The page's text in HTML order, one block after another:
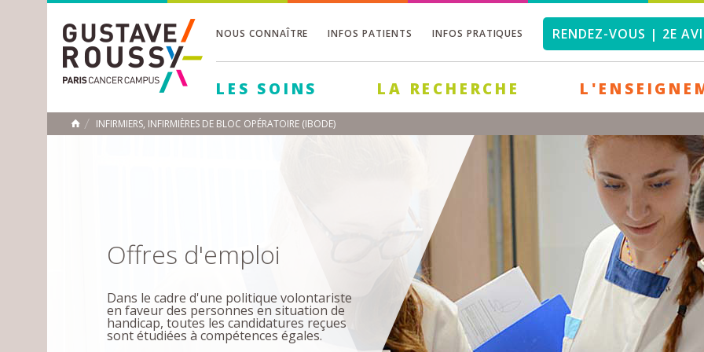
NOUS CONNAÎTRE INFOS PATIENTS INFOS PRATIQUES RENDEZ-VOUS | 2E
LES SOINS LA RECHERCHE
ACCUEIL
INFIRMIERS, INFIRMIÈRES DE BLOC OPÉRATOIRE (IBODE)
Offres d'emploi
Dans le cadre d'une politique volontariste
en faveur des personnes en situation de
handicap, toutes les candidatures reçues
sont étudiées à compétences égales.